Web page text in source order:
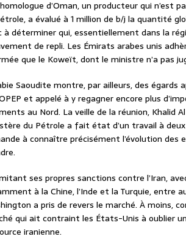
d’Oman, un producteur qui n’est
a évalué à 1 million de b/j la quantité
à déterminer qui, essentiellement dans la
de repli. Les Émirats arabes unis
que le Koweït, dont le ministre n’a pas
Saoudite montre, par ailleurs, des égards
et appelé à y regagner encore plus
au Nord. La veille de la réunion, Khalid
du Pétrole a fait état d’un travail à
à connaître précisément l’évolution des
ses propres sanctions contre l’Iran,
à la Chine, l’Inde et la Turquie, entre
a pris de revers le marché. À moins,
qui ait contraint les États-Unis à oublier
iranienne.